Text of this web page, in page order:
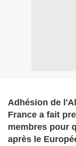
Adhésion de
France a fait
membres pour
après le